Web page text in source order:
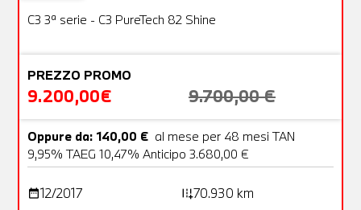
OFFERTA
C3 3ª serie - C3 PureTech 82 Shine
PREZZO PROMO
9.200,00€ 9.700,00 €
Oppure da: 140,00 € al mese per 48 mesi TAN
9,95% TAEG 10,47% Anticipo 3.680,00 €
date_range12/2017 add_road70.930 km